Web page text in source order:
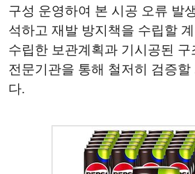
구성 운영하여 본 시공 오류 발
석하고 재발 방지책을 수립할
수립한 보관계획과 기시공된 구
전문기관을 통해 철저히 검증할
다.